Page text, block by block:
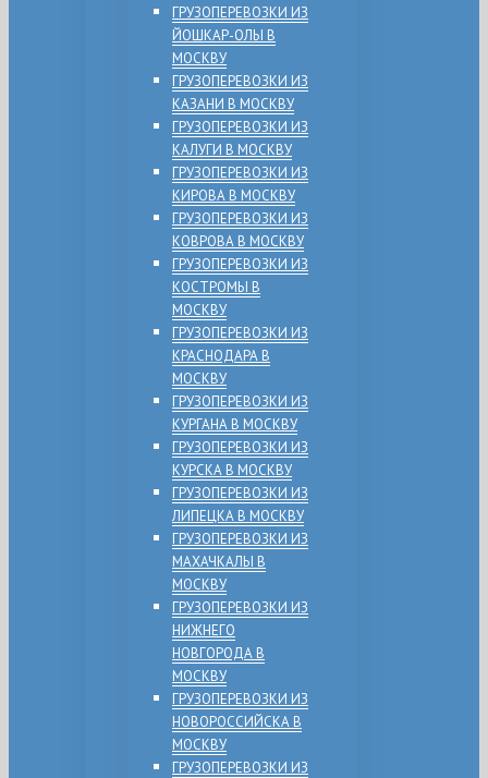
ГРУЗОПЕРЕВОЗКИ ИЗ
ЙОШКАР-ОЛЫ В
МОСКВУ
ГРУЗОПЕРЕВОЗКИ ИЗ
КАЗАНИ В МОСКВУ
ГРУЗОПЕРЕВОЗКИ ИЗ
КАЛУГИ В МОСКВУ
ГРУЗОПЕРЕВОЗКИ ИЗ
КИРОВА В МОСКВУ
ГРУЗОПЕРЕВОЗКИ ИЗ
КОВРОВА В МОСКВУ
ГРУЗОПЕРЕВОЗКИ ИЗ
КОСТРОМЫ В
МОСКВУ
ГРУЗОПЕРЕВОЗКИ ИЗ
КРАСНОДАРА В
МОСКВУ
ГРУЗОПЕРЕВОЗКИ ИЗ
КУРГАНА В МОСКВУ
ГРУЗОПЕРЕВОЗКИ ИЗ
КУРСКА В МОСКВУ
ГРУЗОПЕРЕВОЗКИ ИЗ
ЛИПЕЦКА В МОСКВУ
ГРУЗОПЕРЕВОЗКИ ИЗ
МАХАЧКАЛЫ В
МОСКВУ
ГРУЗОПЕРЕВОЗКИ ИЗ
НИЖНЕГО
НОВГОРОДА В
МОСКВУ
ГРУЗОПЕРЕВОЗКИ ИЗ
НОВОРОССИЙСКА В
МОСКВУ
ГРУЗОПЕРЕВОЗКИ ИЗ